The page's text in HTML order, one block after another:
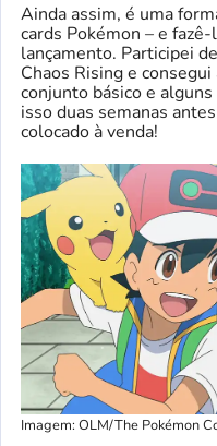
Ainda assim, é uma
cards Pokémon – e
lançamento. Participei
Chaos Rising e
conjunto básico e
isso duas semanas
colocado à venda!
Imagem: OLM/The Pokémon